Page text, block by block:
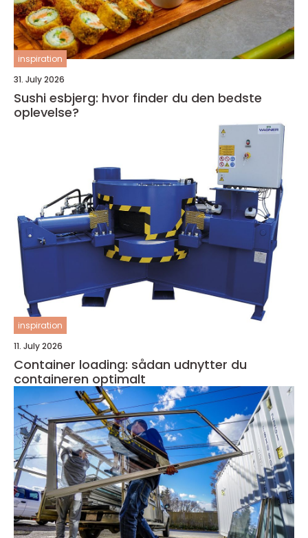
inspiration
31. July 2026
Sushi esbjerg: hvor finder du den bedste
oplevelse?
inspiration
11. July 2026
Container loading: sådan udnytter du
containeren optimalt